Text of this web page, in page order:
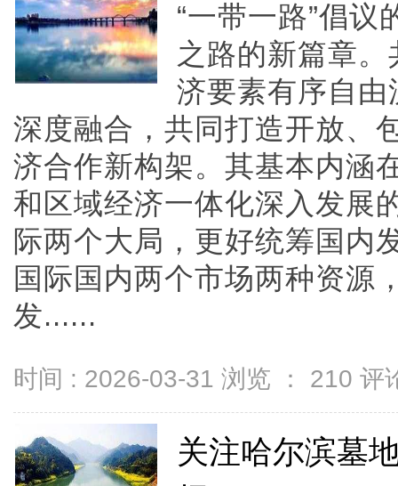
“一带一路”倡
之路的新篇章。
济要素有序自
深度融合，共同打造开放、
济合作新构架。其基本内涵
和区域经济一体化深入发展
际两个大局，更好统筹国内
国际国内两个市场两种资源
发......
时间 : 2026-03-31 浏览 ： 210 评
关注哈尔滨墓